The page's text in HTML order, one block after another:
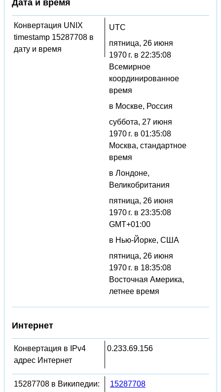
Дата и время
Конвертация UNIX
timestamp 15287708 в
дату и время
UTC
пятница, 26 июня
1970 г. в 22:35:08
Всемирное
координированное
время
в Москве, Россия
суббота, 27 июня
1970 г. в 01:35:08
Москва, стандартное
время
в Лондоне,
Великобритания
пятница, 26 июня
1970 г. в 23:35:08
GMT+01:00
в Нью-Йорке, США
пятница, 26 июня
1970 г. в 18:35:08
Восточная Америка,
летнее время
Интернет
Конвертация в IPv4
адрес Интернет
0.233.69.156
15287708 в Википедии: 15287708